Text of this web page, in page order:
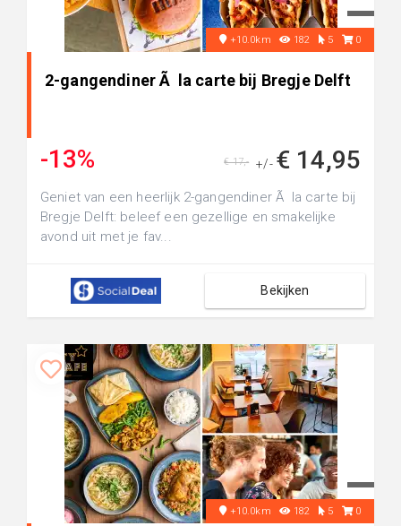
+10.0km 182 5 0
2-gangendiner Ã la carte bij Bregje Delft
-13% +/- € 14,95
€ 17,-
Geniet van een heerlijk 2-gangendiner Ã la carte bij
Bregje Delft: beleef een gezellige en smakelijke
avond uit met je fav...
Bekijken
+10.0km 182 5 0